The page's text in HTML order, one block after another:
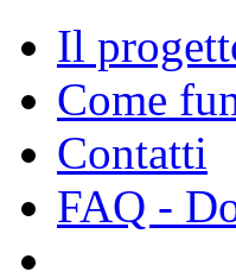
Il
Come
Contatti
FAQ -